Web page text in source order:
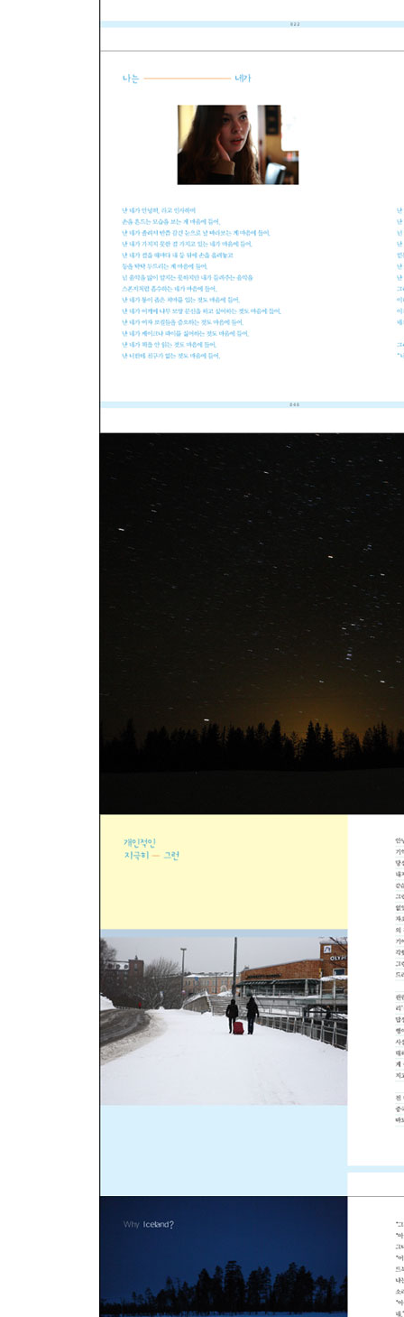
적요
행운을 가져다주는 양말
카트린이 누구지?
행복한 거짓말쟁이
결국 정말 웃겨지는 거다
그에게 보여주고 싶은 풍경들
나의 슬픔
그렇고 그런 거죠
괜찮을 거야 다시 부활할 거야
여행의 왕
자유로웠던 새
이제 돌아가야 하는데 왜 망설일까?
music note